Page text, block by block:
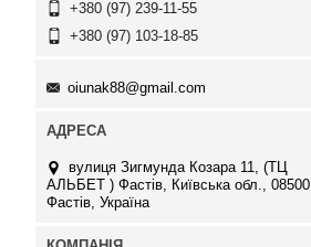
+380 (97) 239-11-55
+380 (97) 103-18-85
oiunak88@gmail.com
вулиця Зигмунда Козара 11, (ТЦ
АЛЬБЕТ ) Фастів, Київська обл., 08500,
Фастів, Україна